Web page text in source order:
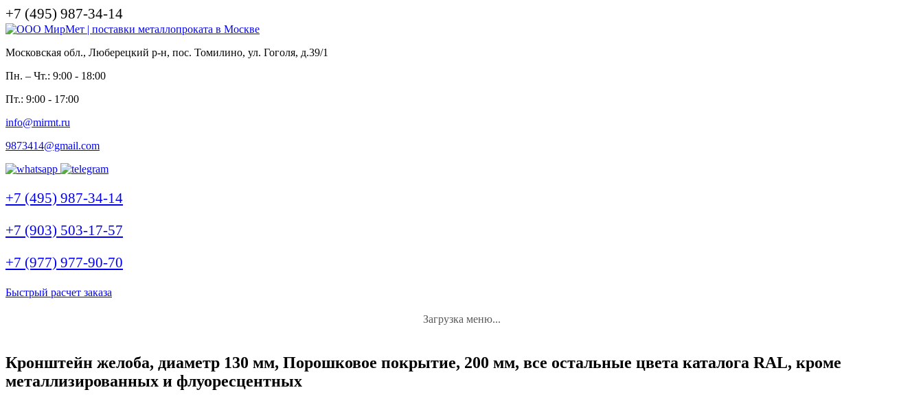
+7 (495) 987-34-14
Московская обл., Люберецкий р-н, пос. Томилино, ул. Гоголя, д.39/1
Пн. – Чт.: 9:00 - 18:00
Пт.: 9:00 - 17:00
info@mirmt.ru
9873414@gmail.com
+7 (495) 987-34-14
+7 (903) 503-17-57
+7 (977) 977-90-70
Быстрый расчет заказа
Загрузка меню...
Кронштейн желоба, диаметр 130 мм, Порошковое покрытие, 200 мм, все остальные цвета каталога RAL, кроме
металлизированных и флуоресцентных